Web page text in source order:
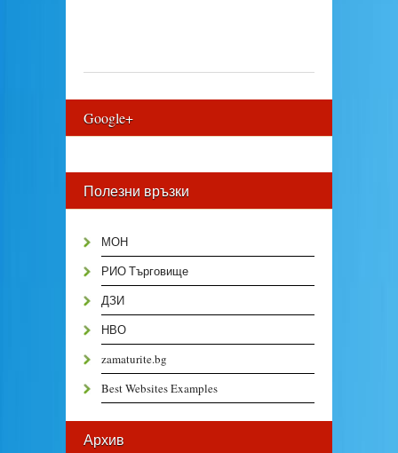
Google+
Полезни връзки
МОН
РИО Търговище
ДЗИ
НВО
zamaturite.bg
Best Websites Examples
Архив